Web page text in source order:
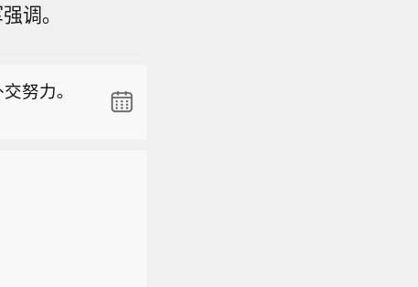
调。
商业化
权制度
努力。